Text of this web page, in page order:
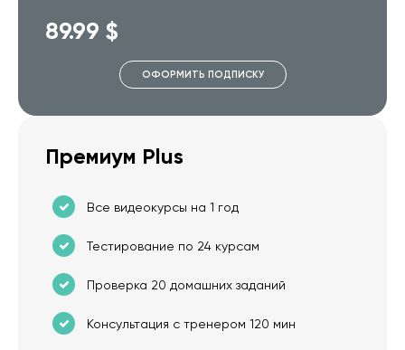
89.99 $
ОФОРМИТЬ ПОДПИСКУ
Премиум Plus
Все видеокурсы на 1 год
Тестирование по 24 курсам
Проверка 20 домашних заданий
Консультация с тренером 120 мин